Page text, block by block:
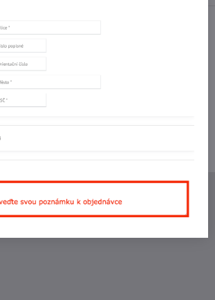
BlueskyPinterestReddit
poradit s objednávkou?
- IVL